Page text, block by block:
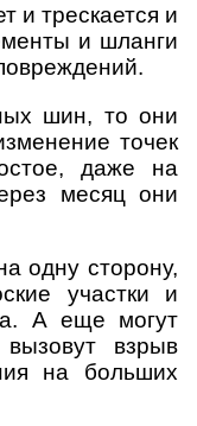
и трескается и
и шланги
шин, то они
точек
даже на
месяц они
одну сторону,
участки и
А еще могут
взрыв
на больших